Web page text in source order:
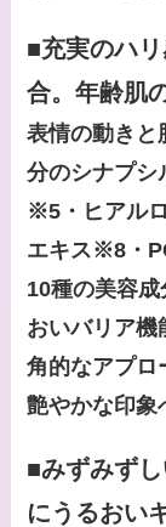
■充実のハ
合。年齢肌
表情の動きと
分のシナプ
※5・ヒアル
エキス※8・
10種の美容
おいバリア機
角的なアプロ
艶やかな印象
■みずみず
にうるおい